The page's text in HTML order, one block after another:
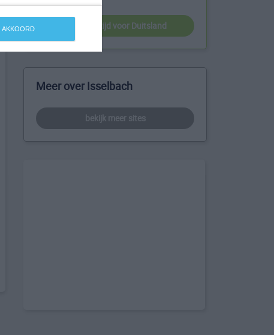
AKKOORD beste reistijd voor Duitsland
Meer over Isselbach
bekijk meer sites